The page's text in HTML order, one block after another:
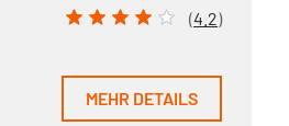
(4.2)
MEHR DETAILS